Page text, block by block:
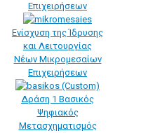
Επιχειρήσεων
Ενίσχυση της Ίδρυσης
και Λειτουργίας
Νέων Μικρομεσαίων
Επιχειρήσεων
Δράση 1 Βασικός
Ψηφιακός
Μετασχηματισμός